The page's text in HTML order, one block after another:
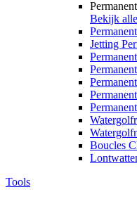
Bekijk
Jetting
Boucles
Tools